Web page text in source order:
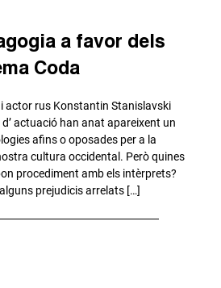
a favor dels
Coda
i actor rus Konstantin Stanislavski
actuació han anat apareixent un
afins o oposades per a la
cultura occidental. Però quines
procediment amb els intèrprets?
prejudicis arrelats […]